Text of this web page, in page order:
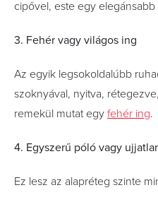
cipővel, este egy
3. Fehér vagy világos ing
Az egyik legsokoldalúbb
szoknyával, nyitva,
remekül mutat egy fehér ing.
4. Egyszerű póló vagy
Ez lesz az alapréteg szinte